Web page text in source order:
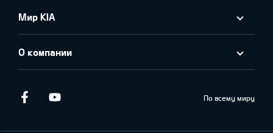
Мир KIA
О компании
Facebook По всему миру